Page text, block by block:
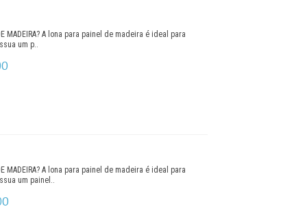
DE MADEIRA? A lona para painel de madeira é ideal para
um p..
DE MADEIRA? A lona para painel de madeira é ideal para
um painel..